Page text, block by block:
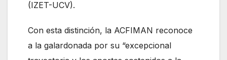
(IZET-UCV).
Con esta distinción, la ACFIMAN reconoce
a la galardonada por su “excepcional